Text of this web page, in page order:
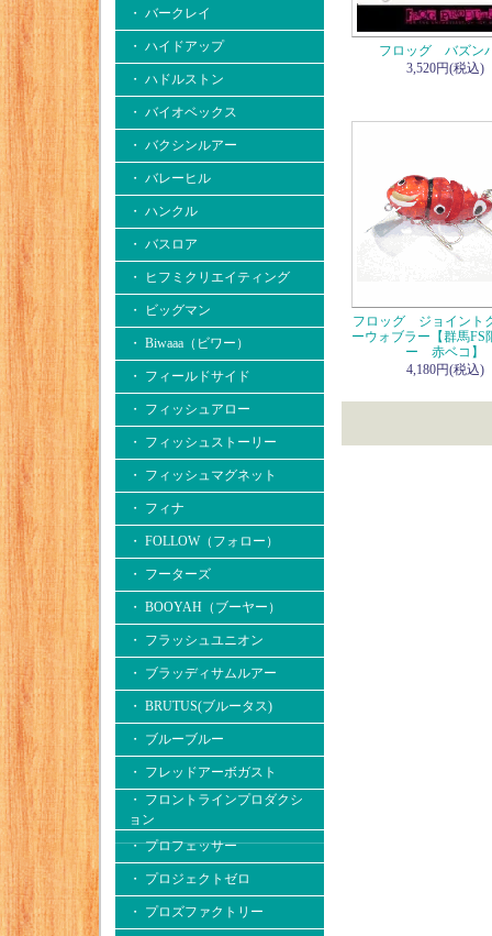
・ バークレイ
・ ハイドアップ
・ ハドルストン
・ バイオベックス
・ バクシンルアー
・ バレーヒル
・ ハンクル
・ バスロア
・ ヒフミクリエイティング
・ ビッグマン
・ Biwaaa（ビワー）
・ フィールドサイド
・ フィッシュアロー
・ フィッシュストーリー
・ フィッシュマグネット
・ フィナ
・ FOLLOW（フォロー）
・ フーターズ
・ BOOYAH（ブーヤー）
・ フラッシュユニオン
・ ブラッディサムルアー
・ BRUTUS(ブルータス)
・ ブルーブルー
・ フレッドアーボガスト
・ フロントラインプロダクシ
ョン
・ プロフェッサー
・ プロジェクトゼロ
・ プロズファクトリー
フロッグ バズン
3,520円(税込)
フロッグ ジョイント
ーウォブラー【群馬FS
ー 赤ベコ】
4,180円(税込)